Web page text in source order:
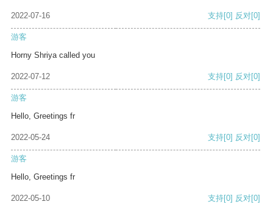
2022-07-16 支持[0] 反对[0]
游客
Horny Shriya called you
2022-07-12 支持[0] 反对[0]
游客
Hello, Greetings fr
2022-05-24 支持[0] 反对[0]
游客
Hello, Greetings fr
2022-05-10 支持[0] 反对[0]